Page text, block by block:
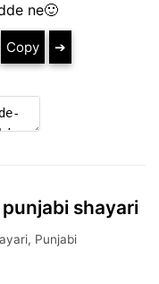
ne🙂
Copy ➔
shayari
, Punjabi